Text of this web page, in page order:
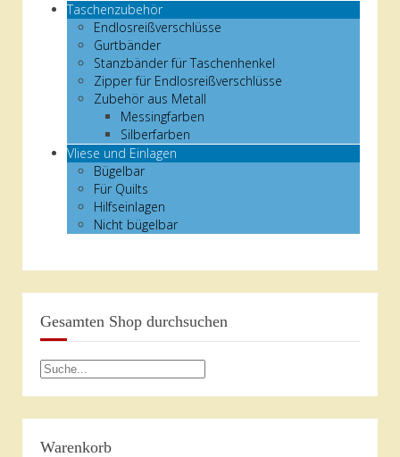
Taschenzubehör
Endlosreißverschlüsse
Gurtbänder
Stanzbänder für Taschenhenkel
Zipper für Endlosreißverschlüsse
Zubehör aus Metall
Messingfarben
Silberfarben
Vliese und Einlagen
Bügelbar
Für Quilts
Hilfseinlagen
Nicht bügelbar
Gesamten Shop durchsuchen
Warenkorb